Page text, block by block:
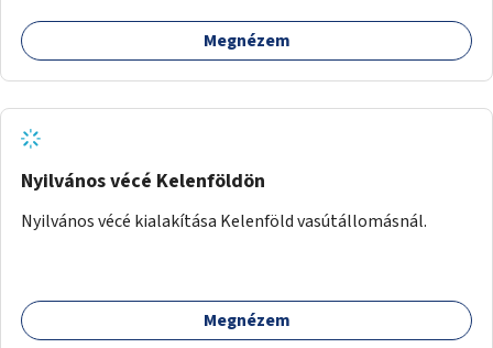
Megnézem
Nyilvános vécé Kelenföldön
Nyilvános vécé kialakítása Kelenföld vasútállomásnál.
Megnézem